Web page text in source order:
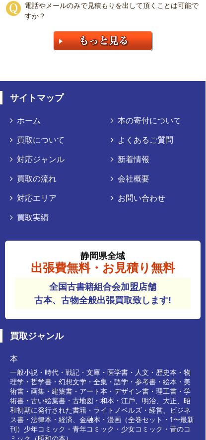
電話やメールのみで見積もりを出して頂くことは可能で
すか？
サイトマップ
ホーム
買取について
対応ジャンル
買取の流れ
対応エリア
買取実績
本の寄付について
よくあるご質問
新着情報
会社概要
お問い合わせ
静岡県全域
出張費無料・お見積り無料
全国古書籍組合会加盟店舗
古本、古物全般出張買取致します!
買取ジャンル
本
⼀般小説・時代・戦記・⽂庫・医学書・人⽂・歴史本・物
理学・哲学書・幻想⽂学・全集・語学・参考書・絵本・美
術書・画集・建築書・アート本・デザイン書・理⼯書・学
術書・古い絵葉書・古地図・和本・江⼾、明治、⼤正、昭
和初期に発⾏された書籍・ライトノベルズ・経営、ビジネ
ス書・法律本・経済、⾦融本・漫画（全巻セット・1〜最新
刊）少年コミック・⻘年コミック・少⼥コミック・昔のコ
ミック（昭和の本）